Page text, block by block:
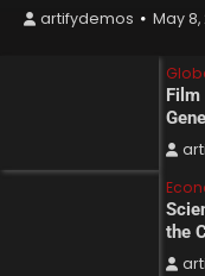
artifydemos May 8,
Film
the